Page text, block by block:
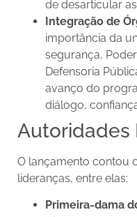
de desarticular
Integração de
importância da
segurança,
Defensoria
avanço do
diálogo,
Autoridades
O lançamento contou
lideranças, entre elas:
Primeira-dama